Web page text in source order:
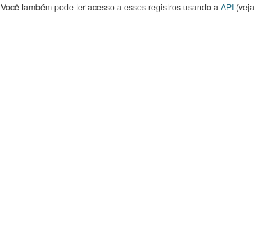
Você também pode ter acesso a esses registros usando a API(veja